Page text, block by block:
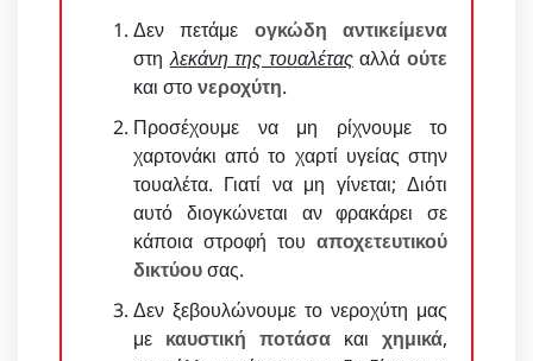
Δεν πετάμε ογκώδη αντικείμενα
στηλεκάνη της τουαλέταςαλλάούτε
και στονεροχύτη.
Προσέχουμε να μη ρίχνουμε το
χαρτονάκι από το χαρτί υγείας στην
τουαλέτα. Γιατί να μη γίνεται; Διότι
αυτό διογκώνεται αν φρακάρει σε
κάποια στροφή του αποχετευτικού
δικτύουσας.
Δεν ξεβουλώνουμε το νεροχύτη μας
με καυστική ποτάσα και χημικά,